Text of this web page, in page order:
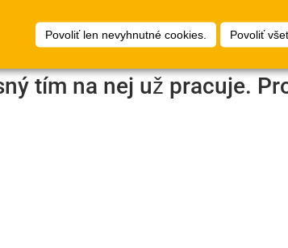
Povoliť len nevyhnutné cookies.
Povoliť
Dokumenty Plánovač podláh
tím na nej už pracuje.